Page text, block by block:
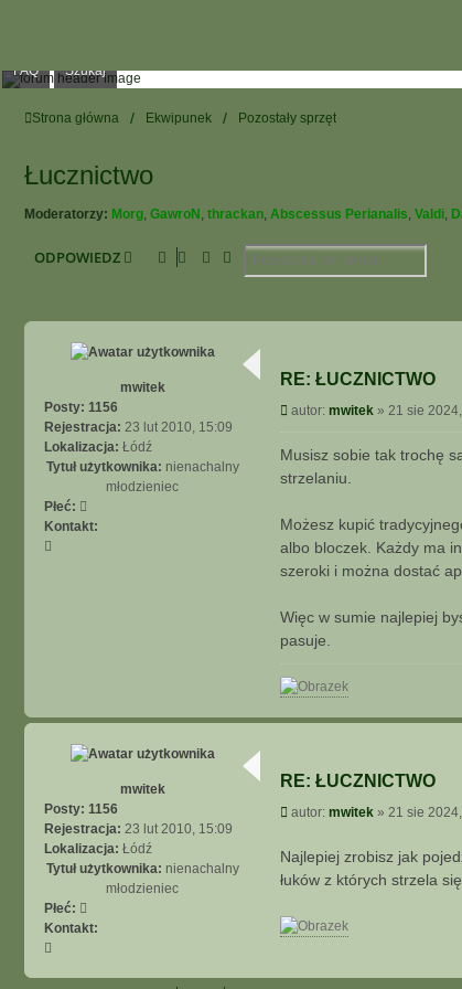
FAQ Szukaj
Strona główna Ekwipunek Pozostały sprzęt
Łucznictwo
Moderatorzy: Morg, GawroN , thrackan, Abscessus Perianalis, Valdi,
ODPOWIEDZ SzukajWyszukiwanie Zaawansowane
mwitek
Posty: 1156
Rejestracja: 23 lut 2010, 15:09
Lokalizacja: Łódź
Tytuł użytkownika: nienachalny
młodzieniec
Płeć:
Kontakt:
j
z
m
w
i
e
k
RE: ŁUCZNICTWO
P
o
s
autor: mwitek » 21 sie
Musisz sobie tak trochę
strzelaniu.
Możesz kupić
albo bloczek. Każdy ma
szeroki i można dostać
Więc w sumie najlepiej
pasuje.
mwitek
Posty: 1156
Rejestracja: 23 lut 2010, 15:09
Lokalizacja: Łódź
Tytuł użytkownika: nienachalny
młodzieniec
Płeć:
Kontakt:
RE: ŁUCZNICTWO
P
s
autor: mwitek » 21 sie
Najlepiej zrobisz jak
łuków z których strzela